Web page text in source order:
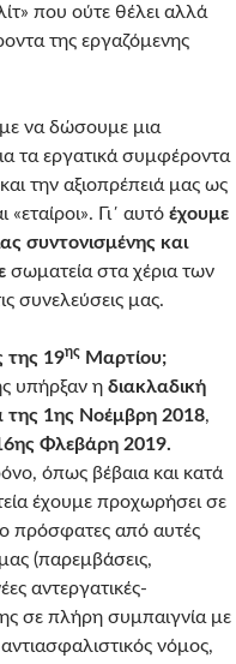
που ούτε θέλει αλλά
της εργαζόμενης
να δώσουμε μια
τα εργατικά συμφέροντα
την αξιοπρέπειά μας ως
Γι΄ αυτό έχουμε
συντονισμένης και
σωματεία στα χέρια των
συνελεύσεις μας.
της 19ης Μαρτίου;
υπήρξαν η διακλαδική
της 1ης Νοέμβρη 2018,
Φλεβάρη 2019.
όπως βέβαια και κατά
έχουμε προχωρήσει σε
πρόσφατες από αυτές
μας (παρεμβάσεις,
αντεργατικές-
σε πλήρη συμπαιγνία με
νόμος,